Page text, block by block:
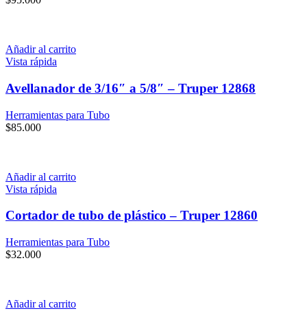
Añadir al carrito
Vista rápida
Avellanador de 3/16″ a 5/8″ – Truper 12868
Herramientas para Tubo
$85.000
Añadir al carrito
Vista rápida
Cortador de tubo de plástico – Truper 12860
Herramientas para Tubo
$32.000
Añadir al carrito